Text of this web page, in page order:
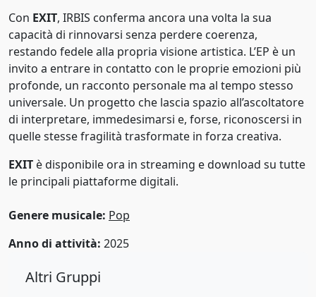
2008
2009
2010
2011
2012
2013
2015
2016
2017
Con EXIT, IRBIS conferma ancora una volta la sua
capacità di rinnovarsi senza perdere coerenza,
restando fedele alla propria visione artistica. L’EP è un
invito a entrare in contatto con le proprie emozioni più
profonde, un racconto personale ma al tempo stesso
universale. Un progetto che lascia spazio all’ascoltatore
di interpretare, immedesimarsi e, forse, riconoscersi in
quelle stesse fragilità trasformate in forza creativa.
EXIT è disponibile ora in streaming e download su tutte
le principali piattaforme digitali.
Genere musicale: Pop
Anno di attività: 2025
Altri Gruppi